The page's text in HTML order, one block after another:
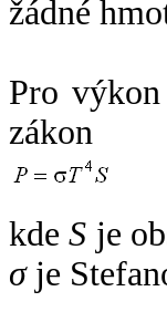
žádné
Pro
zákon
kdeS je
σje